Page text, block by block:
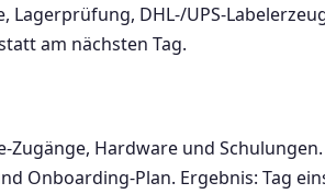
Lagerprüfung, DHL-/UPS-
am nächsten Tag.
Hardware und
Onboarding-Plan. Ergebnis: Tag